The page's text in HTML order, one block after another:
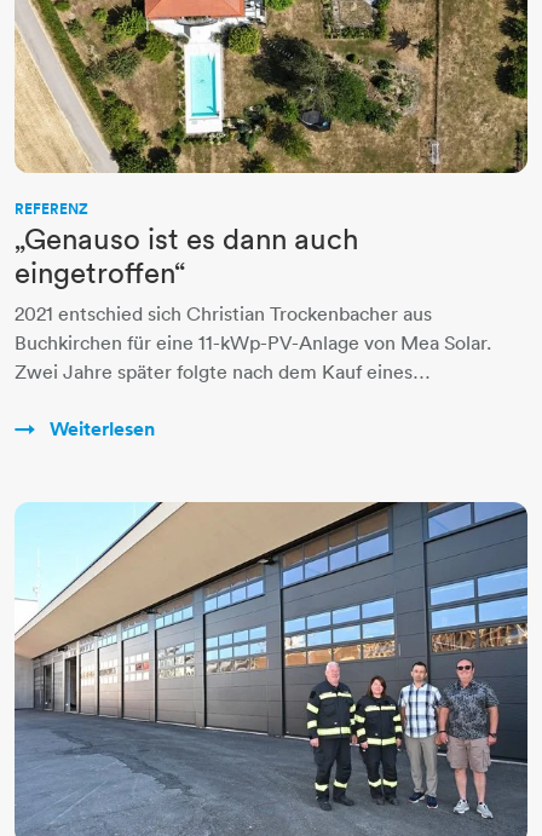
REFERENZ
„Genauso ist es dann auch
eingetroffen“
2021 entschied sich Christian Trockenbacher aus
Buchkirchen für eine 11-kWp-PV-Anlage von Mea Solar.
Zwei Jahre später folgte nach dem Kauf eines…
Weiterlesen